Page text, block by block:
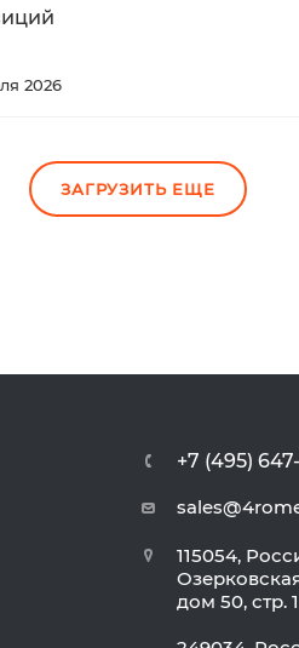
2026
ЗАГРУЗИТЬ ЕЩЕ
+7 (495)
115054,
дом 50, стр. 1